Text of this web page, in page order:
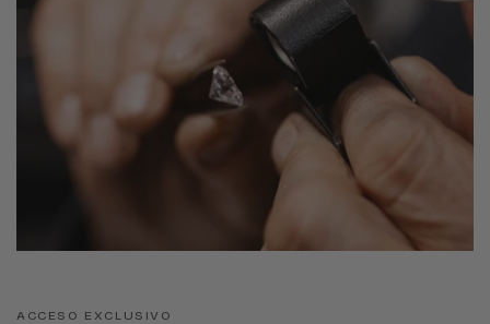
ACCESO EXCLUSIVO